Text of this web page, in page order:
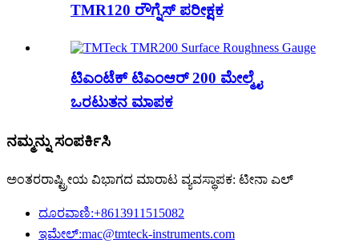
TMR120 ರೌಗ್ನೆಸ್ ಪರೀಕ್ಷಕ
ಟಿಎಂಟೆಕ್ ಟಿಎಂಆರ್ 200 ಮೇಲ್ಮೈ
ಒರಟುತನ ಮಾಪಕ
ನಮ್ಮನ್ನು ಸಂಪರ್ಕಿಸಿ
ಅಂತರರಾಷ್ಟ್ರೀಯ ವಿಭಾಗದ ಮಾರಾಟ ವ್ಯವಸ್ಥಾಪಕ: ಟೀನಾ ಎಲ್
ದೂರವಾಣಿ:+8613911515082
ಇಮೇಲ್:mac@tmteck-instruments.com